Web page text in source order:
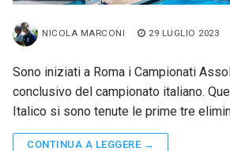
NICOLA MARCONI 29 LUGLIO 2023
Sono iniziati a Roma i Campionati
conclusivo del campionato italiano.
Italico si sono tenute le prime tre
CONTINUA A LEGGERE →